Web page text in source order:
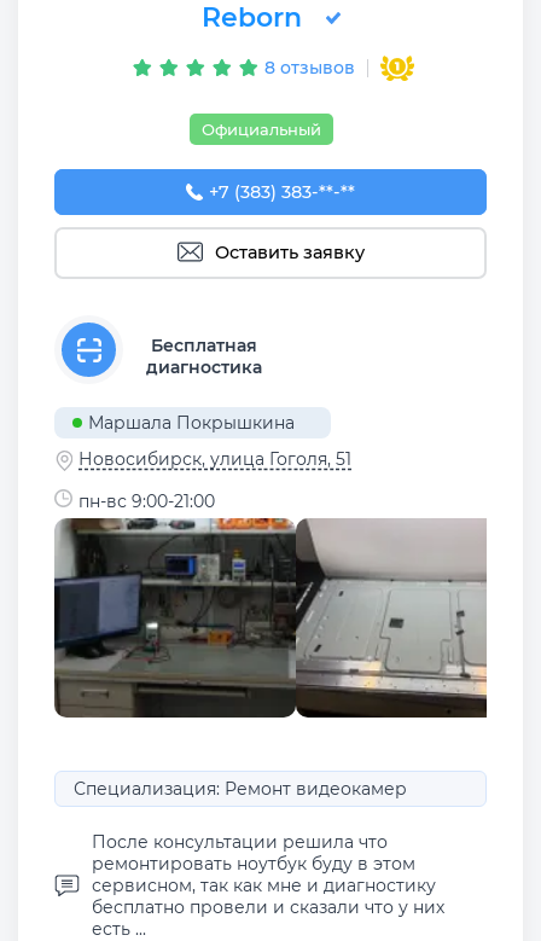
Reborn
8 отзывов
Официальный
+7 (383) 383-29-30
+7 (383) 383-**-**
Оставить заявку
Бесплатная
диагностика
Маршала Покрышкина
Новосибирск, улица Гоголя, 51
пн-вс 9:00-21:00
Специализация: Ремонт видеокамер
После консультации решила что
ремонтировать ноутбук буду в этом
сервисном, так как мне и диагностику
бесплатно провели и сказали что у них
есть ...